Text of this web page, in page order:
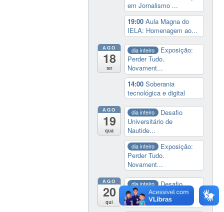
em Jornalismo ...
19:00Aula Magna do
IELA: Homenagem ao...
AGO
18
ter
dia inteiro
Exposição:
Perder Tudo.
Novament...
14:00Soberania
tecnológica e digital
AGO
19
qua
dia inteiro
Desafio
Universitário de
Nautide...
dia inteiro
Exposição:
Perder Tudo.
Novament...
AGO
20
qui
dia inteiro
Desafio
Universitário de
Nautide...